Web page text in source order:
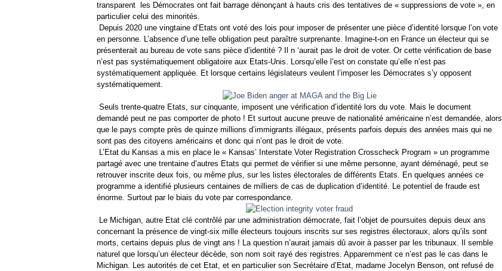
transparent
les Démocrates ont fait barrage dénonçant à hauts cris des tentatives de « suppressions de vote », en
particulier celui des minorités.
Depuis 2020 une vingtaine d’Etats ont voté des lois pour imposer de présenter une pièce d’identité lorsque l’on vote
en personne. L’absence d’une telle obligation peut paraître surprenante. Imagine-t-on en France un électeur qui se
présenterait au bureau de vote sans pièce d’identité ? Il n ‘aurait pas le droit de voter. Or cette vérification de base
n’est pas systématiquement obligatoire aux Etats-Unis. Lorsqu’elle l’est on constate qu’elle n’est pas
systématiquement appliquée. Et lorsque certains législateurs veulent l’imposer les Démocrates s’y opposent
systématiquement.
Seuls trente-quatre Etats, sur cinquante, imposent une vérification d’identité lors du vote. Mais le document
demandé peut ne pas comporter de photo ! Et surtout aucune preuve de nationalité américaine n’est demandée, alors
que le pays compte près de quinze millions d’immigrants illégaux, présents parfois depuis des années mais qui ne
sont pas des citoyens américains et donc qui n’ont pas le droit de vote.
L’Etat du Kansas a mis en place le « Kansas’ Interstate Voter Registration Crosscheck Program » un programme
partagé avec une trentaine d’autres Etats qui permet de vérifier si une même personne, ayant déménagé, peut se
retrouver inscrite deux fois, ou même plus, sur les listes électorales de différents Etats. En quelques années ce
programme a identifié plusieurs centaines de milliers de cas de duplication d’identité. Le potentiel de fraude est
énorme. Surtout par le biais du vote par correspondance.
Le Michigan, autre Etat clé contrôlé par une administration démocrate, fait l’objet de poursuites depuis deux ans
concernant la présence de vingt-six mille électeurs toujours inscrits sur ses registres électoraux, alors qu’ils sont
morts, certains depuis plus de vingt ans ! La question n’aurait jamais dû avoir à passer par les tribunaux. Il semble
naturel que lorsqu’un électeur décède, son nom soit rayé des registres. Apparemment ce n’est pas le cas dans le
Michigan. Les autorités de cet Etat, et en particulier son Secrétaire d’Etat, madame Jocelyn Benson, ont refusé de